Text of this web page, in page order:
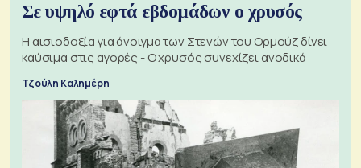
Σε υψηλό εφτά εβδομάδων ο χρυσός
Η αισιοδοξία για άνοιγμα των Στενών του Ορμούζ δίνει
καύσιμα στις αγορές - Ο χρυσός συνεχίζει ανοδικά
Τζούλη Καλημέρη